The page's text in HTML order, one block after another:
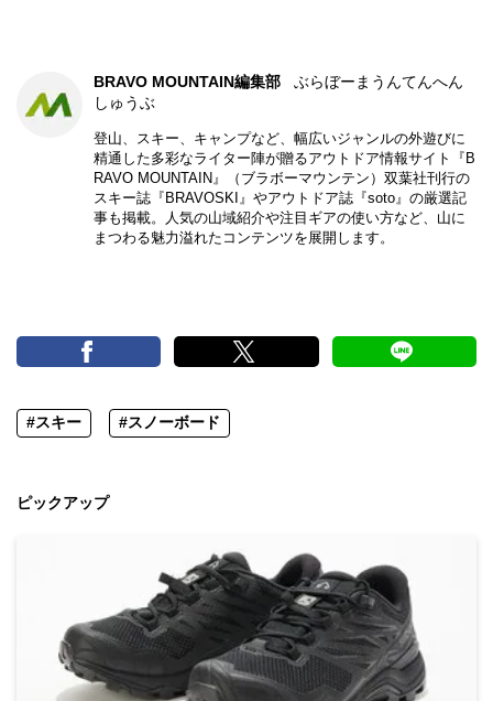
BRAVO MOUNTAIN編集部
ぶらぼーまうんてんへん
しゅうぶ
登山、スキー、キャンプなど、幅広いジャンルの外遊びに
精通した多彩なライター陣が贈るアウトドア情報サイト『B
RAVO MOUNTAIN』（ブラボーマウンテン）双葉社刊行の
スキー誌『BRAVOSKI』やアウトドア誌『soto』の厳選記
事も掲載。人気の山域紹介や注目ギアの使い方など、山に
まつわる魅力溢れたコンテンツを展開します。
#スキー #スノーボード
ピックアップ